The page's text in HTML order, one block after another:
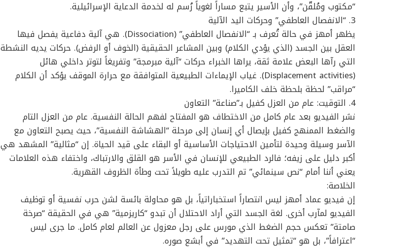
“مكتوب ومُلقّن”، وأن الأسير يتبع مساراً لغوياً رُسم له لخدمة الدعاية الإسرائيلية.
3. “الانفصال العاطفي” وحركات اليد الآلية
يظهر أمهز في حالة تُعرف بـ “الانفصال العاطفي” (Dissociation). هي آلية دفاعية يفصل فيها
العقل بين الجسد (الذي يؤدي الكلام) وبين المشاعر الحقيقية (الخوف أو الرفض). حركات يديه النشطة
التي رآها البعض علامة ثقة، يراها الخبراء حركات “آلية مبرمجة” وتفريغاً لتوتر داخلي هائل
(Displacement activities). غياب الإيماءات الطبيعية المتوافقة مع حرارة الموقف يؤكد أن الكلام
“مراقب” لحظة بلحظة خلف الكاميرا.
4. التوقيت: عام من العزل كفيل بـ”صناعة” التعاون
نشر الفيديو بعد عام كامل من الاختطاف هو المفتاح لفهم الحالة النفسية. عام من العزل التام
والضغط الممنهج كفيل بإيصال أي إنسان إلى مرحلة “الهشاشة النفسية”، حيث يصبح التعاون مع
الآسر وسيلة وحيدة لتأمين الاحتياجات الأساسية أو البقاء على قيد الحياة. إن “مثالية” المشهد هي
أكبر دليل على زيفه؛ فالرد الطبيعي للإنسان في الأسر هو القلق والارتباك، واختفاء هذه العلامات
يعني أننا أمام “نص سينمائي” تم التدرب عليه طويلاً تحت وطأة الظروف القهرية.
الخلاصة:
إن فيديو عماد أمهز ليس انتصاراً استخباراتياً، بل هو محاولة بائسة لشن حرب نفسية أو توظيف
الفيديو لمآرب أخرى. لغة الجسد التي أراد الاحتلال أن تبدو “كاريزمية” هي في الحقيقة “صرخة
صامتة” تعكس حجم الضغط الذي مورس على رجل معزول عن العالم لعام كامل. ما جرى ليس
“اعترافاً”، بل هو “تمثيل تحت التهديد” في أبشع صوره.